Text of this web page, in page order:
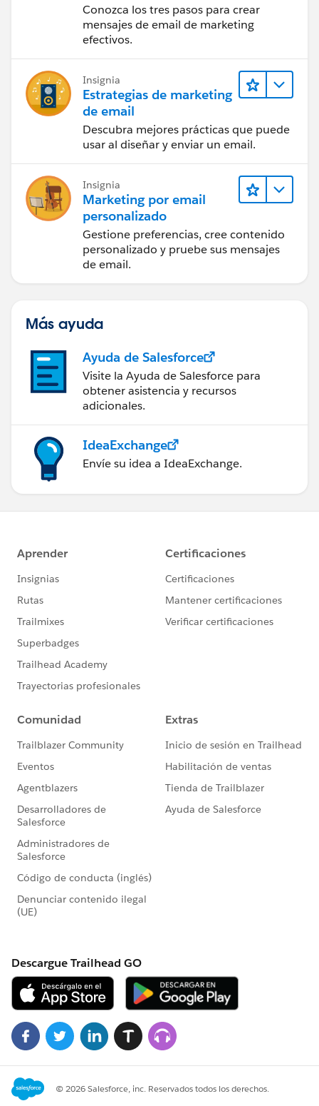
Conozca los tres pasos para crear
mensajes de email de marketing
efectivos.
Insignia
Estrategias de marketing
de email
Descubra mejores prácticas que puede
usar al diseñar y enviar un email.
Insignia
Marketing por email
personalizado
Gestione preferencias, cree contenido
personalizado y pruebe sus mensajes
de email.
Más ayuda
Ayuda de Salesforce
Visite la Ayuda de Salesforce para
obtener asistencia y recursos
adicionales.
IdeaExchange
Envíe su idea a IdeaExchange.